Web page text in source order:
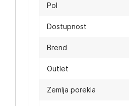
Pol
Dostupnost
Brend
Outlet
Zemlja porekla